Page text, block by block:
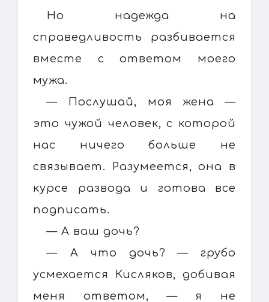
Но надежда на
справедливость разбивается
вместе с ответом моего
мужа.
— Послушай, моя жена —
это чужой человек, с которой
нас ничего больше не
связывает. Разумеется, она в
курсе развода и готова все
подписать.
— А ваш дочь?
— А что дочь? — грубо
усмехается Кисляков, добивая
меня ответом, — я не